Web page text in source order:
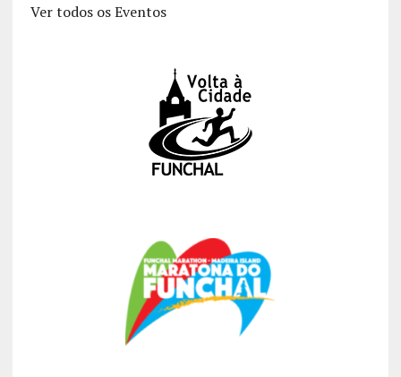
Ver todos os Eventos